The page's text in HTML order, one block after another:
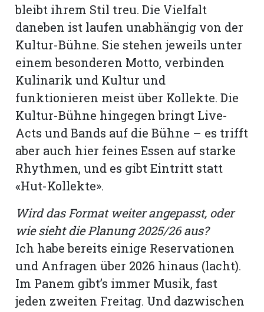
bleibt ihrem Stil treu. Die Vielfalt
daneben ist laufen unabhängig von der
Kultur-Bühne. Sie stehen jeweils unter
einem besonderen Motto, verbinden
Kulinarik und Kultur und
funktionieren meist über Kollekte. Die
Kultur-Bühne hingegen bringt Live-
Acts und Bands auf die Bühne – es trifft
aber auch hier feines Essen auf starke
Rhythmen, und es gibt Eintritt statt
«Hut-Kollekte».
Wird das Format weiter angepasst, oder
wie sieht die Planung 2025/26 aus?
Ich habe bereits einige Reservationen
und Anfragen über 2026 hinaus (lacht).
Im Panem gibt’s immer Musik, fast
jeden zweiten Freitag. Und dazwischen